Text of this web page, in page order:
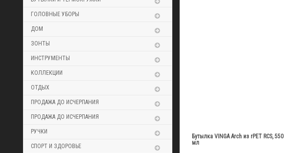
ГОЛОВНЫЕ УБОРЫ
ДОМ
ЗОНТЫ
ИНСТРУМЕНТЫ
КОЛЛЕКЦИИ
ОТДЫХ
ПРОДАЖА ДО ИСЧЕРПАНИЯ
ПРОДАЖА ДО ИСЧЕРПАНИЯ
РУЧКИ
СПОРТ И ЗДОРОВЬЕ
Бутылка VINGA Arch из rPET RCS, 550
мл